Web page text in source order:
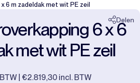
6 m zadeldak met wit PE zeil
Delen
6 x 6
met wit PE zeil
| €2.819,30 incl. BTW